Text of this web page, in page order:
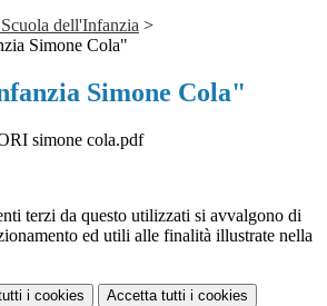
dell'Infanzia >
Simone Cola"
Simone Cola"
simone cola.pdf
terzi da questo utilizzati si avvalgono di
ed utili alle finalità illustrate nella
i cookies Accetta tutti i cookies